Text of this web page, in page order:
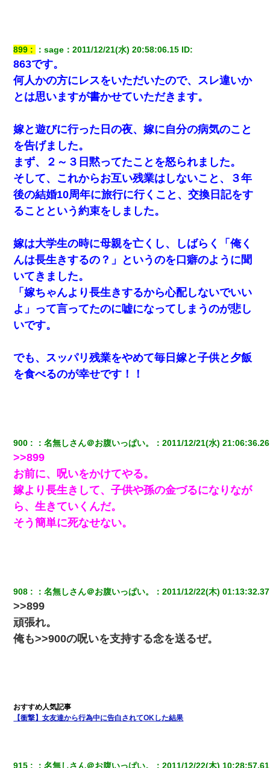
899 ：sage ：2011/12/21(水) 20:58:06.15 ID:
863です。
何人かの方にレスをいただいたので、スレ違いか
とは思いますが書かせていただきます。
嫁と遊びに行った日の夜、嫁に自分の病気のこと
を告げました。
まず、２～３日黙ってたことを怒られました。
そして、これからお互い残業はしないこと、３年
後の結婚10周年に旅行に行くこと、交換日記をす
ることという約束をしました。
嫁は大学生の時に母親を亡くし、しばらく「俺く
んは長生きするの？」というのを口癖のように聞
いてきました。
「嫁ちゃんより長生きするから心配しないでいい
よ」って言ってたのに嘘になってしまうのが悲し
いです。
でも、スッパリ残業をやめて毎日嫁と子供と夕飯
を食べるのが幸せです！！
900 ：名無しさん＠お腹いっぱい。 ：2011/12/21(水) 21:06:36.26
>>899
お前に、呪いをかけてやる。
嫁より長生きして、子供や孫の金づるになりなが
ら、生きていくんだ。
そう簡単に死なせない。
908 ：名無しさん＠お腹いっぱい。 ：2011/12/22(木) 01:13:32.37
>>899
頑張れ。
俺も>>900の呪いを支持する念を送るぜ。
【衝撃】女友達から行為中に告白されてOKした結果
915 ：名無しさん＠お腹いっぱい。 ：2011/12/22(木) 10:28:57.61